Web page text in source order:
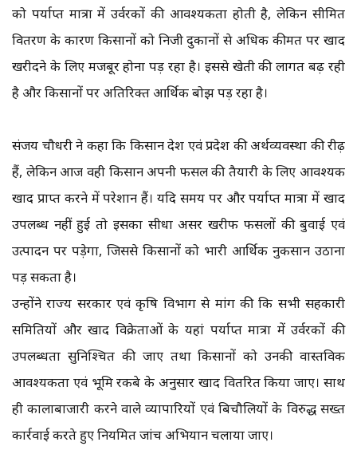
को पर्याप्त मात्रा में उर्वरकों की आवश्यकता होती है, लेकिन सीमित
वितरण के कारण किसानों को निजी दुकानों से अधिक कीमत पर खाद
खरीदने के लिए मजबूर होना पड़ रहा है। इससे खेती की लागत बढ़ रही
है और किसानों पर अतिरिक्त आर्थिक बोझ पड़ रहा है।
संजय चौधरी ने कहा कि किसान देश एवं प्रदेश की अर्थव्यवस्था की रीढ़
हैं, लेकिन आज वही किसान अपनी फसल की तैयारी के लिए आवश्यक
खाद प्राप्त करने में परेशान हैं। यदि समय पर और पर्याप्त मात्रा में खाद
उपलब्ध नहीं हुई तो इसका सीधा असर खरीफ फसलों की बुवाई एवं
उत्पादन पर पड़ेगा, जिससे किसानों को भारी आर्थिक नुकसान उठाना
पड़ सकता है।
उन्होंने राज्य सरकार एवं कृषि विभाग से मांग की कि सभी सहकारी
समितियों और खाद विक्रेताओं के यहां पर्याप्त मात्रा में उर्वरकों की
उपलब्धता सुनिश्चित की जाए तथा किसानों को उनकी वास्तविक
आवश्यकता एवं भूमि रकबे के अनुसार खाद वितरित किया जाए। साथ
ही कालाबाजारी करने वाले व्यापारियों एवं बिचौलियों के विरुद्ध सख्त
कार्रवाई करते हुए नियमित जांच अभियान चलाया जाए।